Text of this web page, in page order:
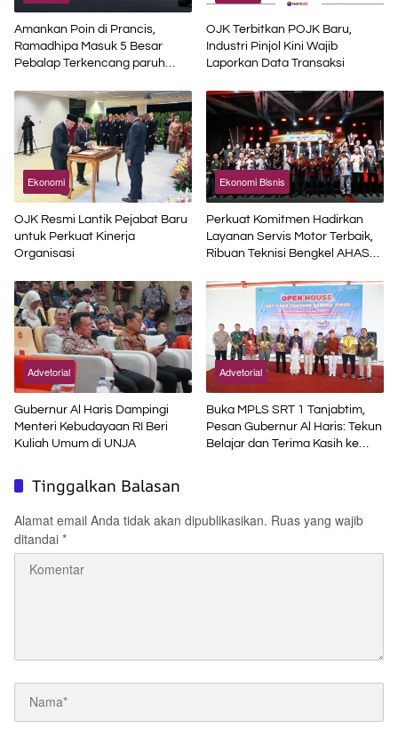
Amankan Poin di Prancis,
Ramadhipa Masuk 5 Besar
Pebalap Terkencang paruh
OJK Terbitkan POJK Baru,
Industri Pinjol Kini Wajib
Laporkan Data Transaksi
Ekonomi
OJK Resmi Lantik Pejabat Baru
untuk Perkuat Kinerja
Organisasi
Ekonomi Bisnis
Perkuat Komitmen Hadirkan
Layanan Servis Motor Terbaik,
Ribuan Teknisi Bengkel AHASS
Skill Contest
Advetorial
Gubernur Al Haris Dampingi
Menteri Kebudayaan RI Beri
Kuliah Umum di UNJA
Advetorial
Buka MPLS SRT 1 Tanjabtim,
Pesan Gubernur Al Haris: Tekun
Belajar dan Terima Kasih ke
Tinggalkan Balasan
Alamat email Anda tidak akan dipublikasikan. Ruas yang wajib
ditandai *